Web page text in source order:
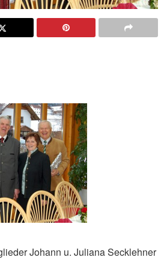
Johann u. Juliana Secklehner